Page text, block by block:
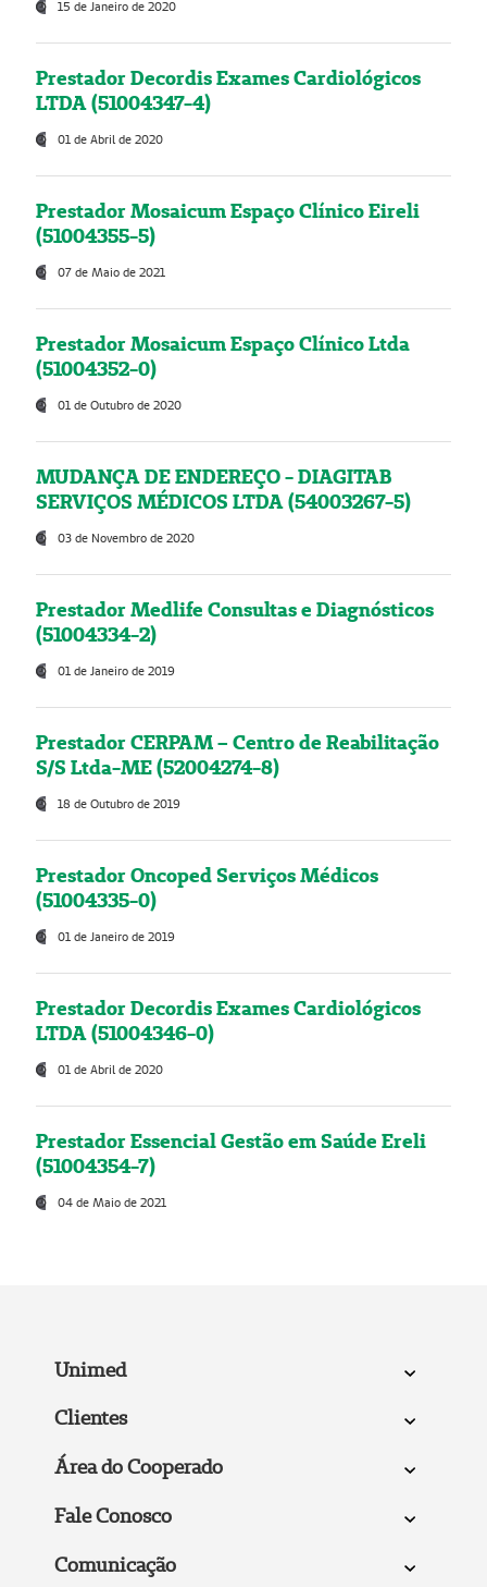
15 de Janeiro de 2020
Prestador Decordis Exames Cardiológicos
LTDA (51004347-4)
01 de Abril de 2020
Prestador Mosaicum Espaço Clínico Eireli
(51004355-5)
07 de Maio de 2021
Prestador Mosaicum Espaço Clínico Ltda
(51004352-0)
01 de Outubro de 2020
MUDANÇA DE ENDEREÇO - DIAGITAB
SERVIÇOS MÉDICOS LTDA (54003267-5)
03 de Novembro de 2020
Prestador Medlife Consultas e Diagnósticos
(51004334-2)
01 de Janeiro de 2019
Prestador CERPAM – Centro de Reabilitação
S/S Ltda-ME (52004274-8)
18 de Outubro de 2019
Prestador Oncoped Serviços Médicos
(51004335-0)
01 de Janeiro de 2019
Prestador Decordis Exames Cardiológicos
LTDA (51004346-0)
01 de Abril de 2020
Prestador Essencial Gestão em Saúde Ereli
(51004354-7)
04 de Maio de 2021
Unimed
Clientes
Área do Cooperado
Fale Conosco
Comunicação